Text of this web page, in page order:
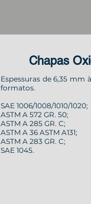
Chapas
Espessuras de 6,35 mm
formatos.
SAE 1006/1008/1010/1020;
ASTM A 572 GR. 50;
ASTM A 285 GR. C;
ASTM A 36 ASTM A131;
ASTM A 283 GR. C;
SAE 1045.